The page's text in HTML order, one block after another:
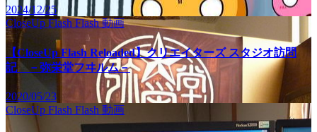
2024/12/25
CloseUp FlashFlash動画
【CloseUp Flash Reloaded】クリエイターズ スタジオ訪問
記 －弥栄堂フヰルム－
2020/05/23
CloseUp Flash Flash 動画